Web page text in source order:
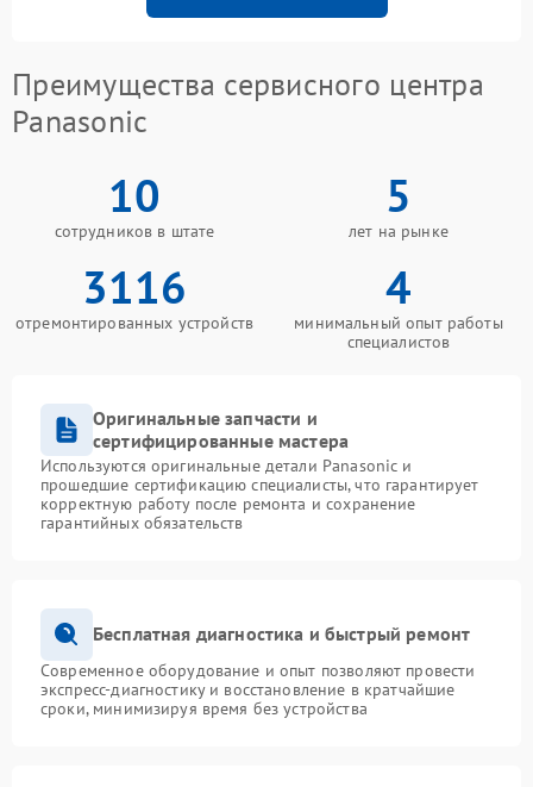
Преимущества сервисного центра
Panasonic
10
сотрудников в штате
5
лет на рынке
3116
отремонтированных устройств
4
минимальный опыт работы
специалистов
Оригинальные запчасти и
сертифицированные мастера
Используются оригинальные детали Panasonic и
прошедшие сертификацию специалисты, что гарантирует
корректную работу после ремонта и сохранение
гарантийных обязательств
Бесплатная диагностика и быстрый ремонт
Современное оборудование и опыт позволяют провести
экспресс-диагностику и восстановление в кратчайшие
сроки, минимизируя время без устройства